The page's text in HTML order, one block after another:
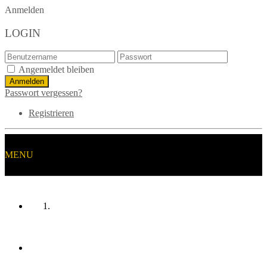
Anmelden
LOGIN
Angemeldet bleiben
Passwort vergessen?
Registrieren
MENU